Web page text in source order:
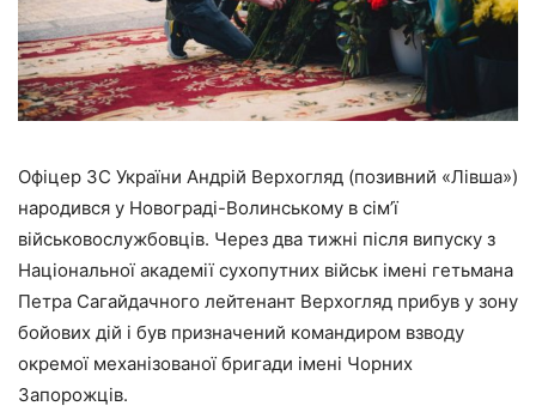
Офіцер ЗС України Андрій Верхогляд (позивний «Лівша»)
народився у Новограді-Волинському в сім’ї
військовослужбовців. Через два тижні після випуску з
Національної академії сухопутних військ імені гетьмана
Петра Сагайдачного лейтенант Верхогляд прибув у зону
бойових дій і був призначений командиром взводу
окремої механізованої бригади імені Чорних
Запорожців.